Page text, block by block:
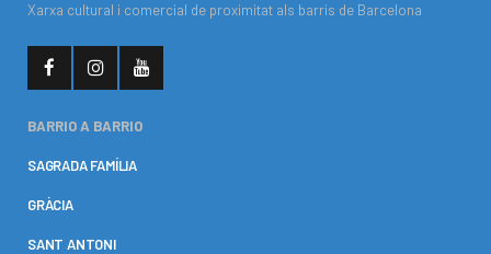
Xarxa cultural i comercial de proximitat als barris de Barcelona
BARRIO A BARRIO
SAGRADA FAMÍLIA
GRÀCIA
SANT ANTONI